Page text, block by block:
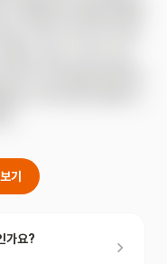
늑대를 찾아 숲을 헤매던
은 늑대가 딱 한 마리 뿐
기
가요?